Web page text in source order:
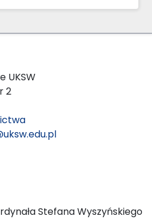
UKSW
2
Stefana Wyszyńskiego